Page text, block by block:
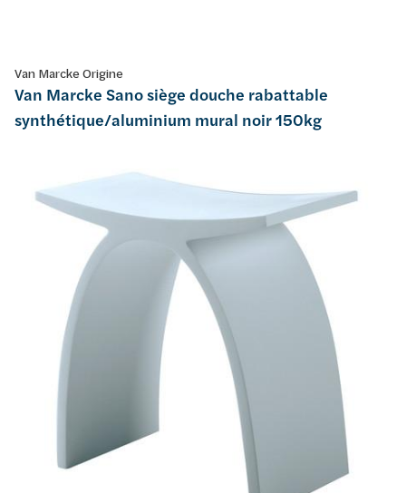
Van Marcke Origine
Van Marcke Sano siège douche rabattable
synthétique/aluminium mural noir 150kg